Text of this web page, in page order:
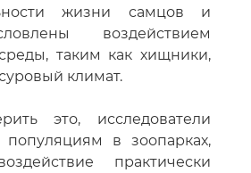
жизни самцов и
воздействием
таким как хищники,
климат.
это, исследователи
популяциям в зоопарках,
практически